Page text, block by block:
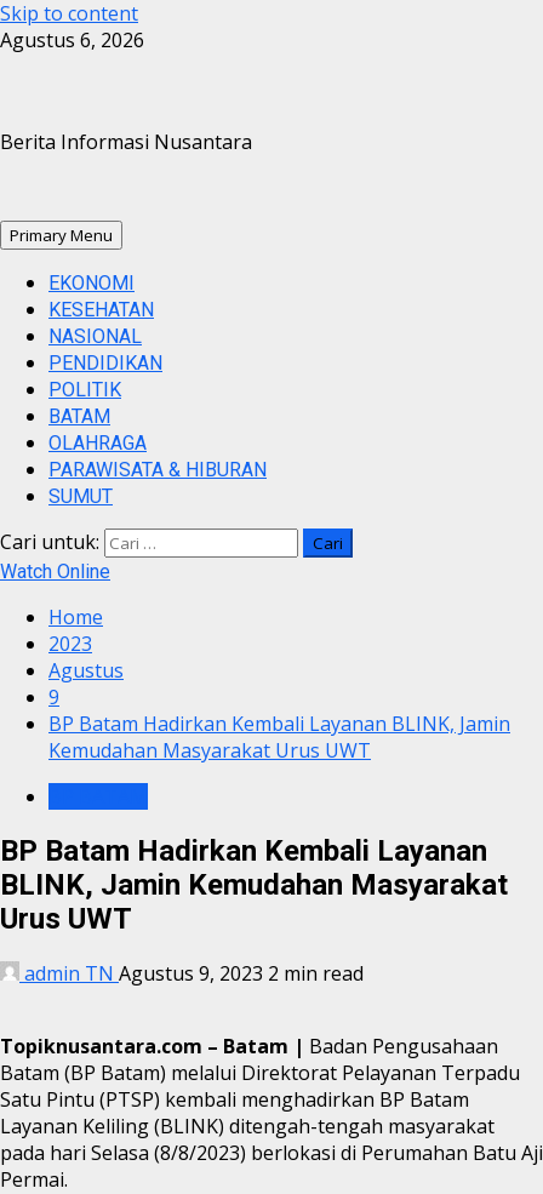
Skip to content
Agustus 6, 2026
Berita Informasi Nusantara
Primary Menu
EKONOMI
KESEHATAN
NASIONAL
PENDIDIKAN
POLITIK
BATAM
OLAHRAGA
PARAWISATA & HIBURAN
SUMUT
Cari untuk:
Watch Online
Home
2023
Agustus
9
BP Batam Hadirkan Kembali Layanan BLINK, Jamin
Kemudahan Masyarakat Urus UWT
BP Batam Hadirkan Kembali Layanan
BLINK, Jamin Kemudahan Masyarakat
Urus UWT
admin TN Agustus 9, 2023 2 min read
Topiknusantara.com – Batam | Badan Pengusahaan
Batam (BP Batam) melalui Direktorat Pelayanan Terpadu
Satu Pintu (PTSP) kembali menghadirkan BP Batam
Layanan Keliling (BLINK) ditengah-tengah masyarakat
pada hari Selasa (8/8/2023) berlokasi di Perumahan Batu Aji
Permai.